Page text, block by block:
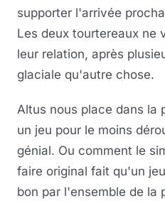
supporter l'arrivée
Les deux tourtereaux ne
leur relation, après
glaciale qu'autre chose.
Altus nous place dans la
un jeu pour le moins
génial. Ou comment le
faire original fait qu'un
bon par l'ensemble de la